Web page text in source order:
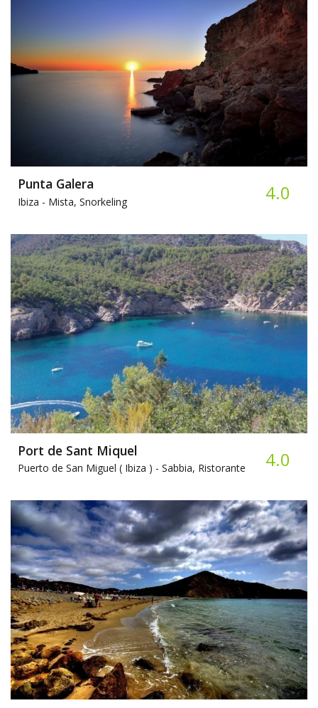
Punta Galera
Ibiza - Mista, Snorkeling 4.0
Port de Sant Miquel
Puerto de San Miguel ( Ibiza ) - Sabbia, Ristorante 4.0